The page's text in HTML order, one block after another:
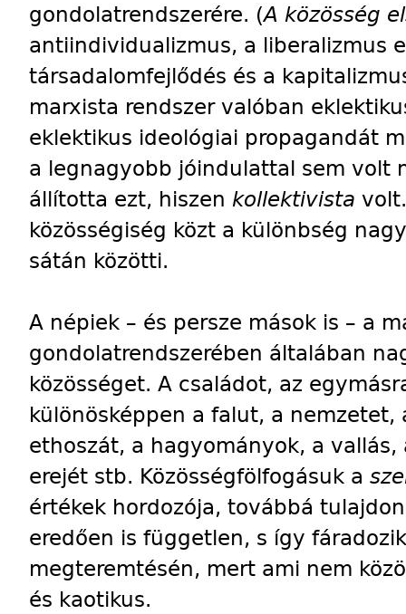
gondolatrendszerére. (A közösség
antiindividualizmus, a liberalizmus
társadalomfejlődés és a
marxista rendszer valóban
eklektikus ideológiai propagandát
a legnagyobb jóindulattal sem volt
állította ezt, hiszen kollektivista
közösségiség közt a különbség
sátán közötti.
A népiek – és persze mások is – a
gondolatrendszerében általában
közösséget. A családot, az
különösképpen a falut, a
ethoszát, a hagyományok, a
erejét stb. Közösségfölfogásuk a
értékek hordozója, továbbá
eredően is független, s így
megteremtésén, mert ami nem
és kaotikus.